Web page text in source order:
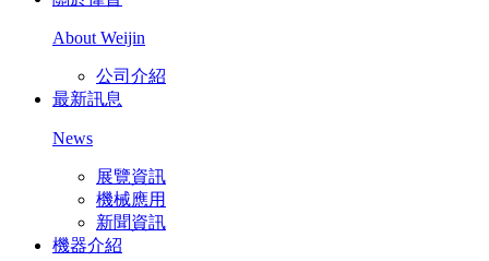
About Weijin
公司介紹
最新訊息
News
展覽資訊
機械應用
新聞資訊
機器介紹